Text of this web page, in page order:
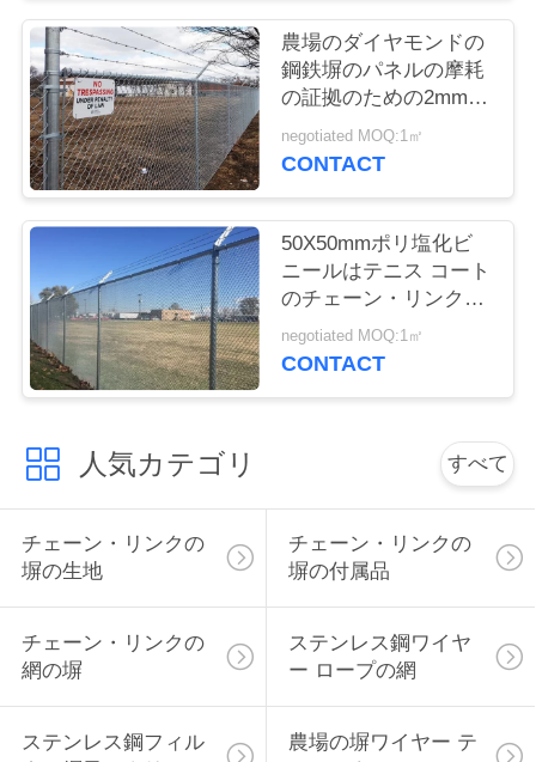
連
絡
し
な
さ
い
引
用
を
要
求
し
な
さ
い
農場のダイヤモンドの
鋼鉄塀のパネルの摩耗
の証拠のための2mmの
サイクロンの鎖の鉄条
網の生地
negotiated MOQ:1㎡
CONTACT
50X50mmポリ塩化ビ
ニールはテニス コート
のチェーン・リンクの
塀に塗るか、または電
流を通した
negotiated MOQ:1㎡
CONTACT
人気カテゴリ すべて
チェーン・リンクの
塀の生地
チェーン・リンクの
塀の付属品
チェーン・リンクの
網の塀
ステンレス鋼ワイヤ
ー ロープの網
ステンレス鋼フィル
農場の塀ワイヤー テ